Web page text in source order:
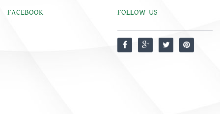
FACEBOOK FOLLOW US